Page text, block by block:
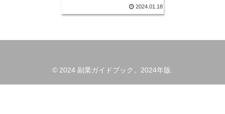
2024.01.18
© 2024 副業ガイドブック。2024年版.